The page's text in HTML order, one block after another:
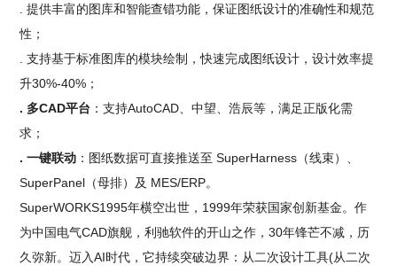
. 提供丰富的图库和智能查错功能，保证图纸设计的准确性和规范
性；
. 支持基于标准图库的模块绘制，快速完成图纸设计，设计效率提
升30%-40%；
. 多CAD平台 ：支持AutoCAD、中望、浩辰等，满足正版化需
求；
. 一键联动 ：图纸数据可直接推送至 SuperHarness（线束）、
SuperPanel（母排）及 MES/ERP。
SuperWORKS1995年横空出世，1999年荣获国家创新基金。作
为中国电气CAD旗舰，利驰软件的开山之作，30年锋芒不减，历
久弥新。迈入AI时代，它持续突破边界：从二次设计工具(从二次